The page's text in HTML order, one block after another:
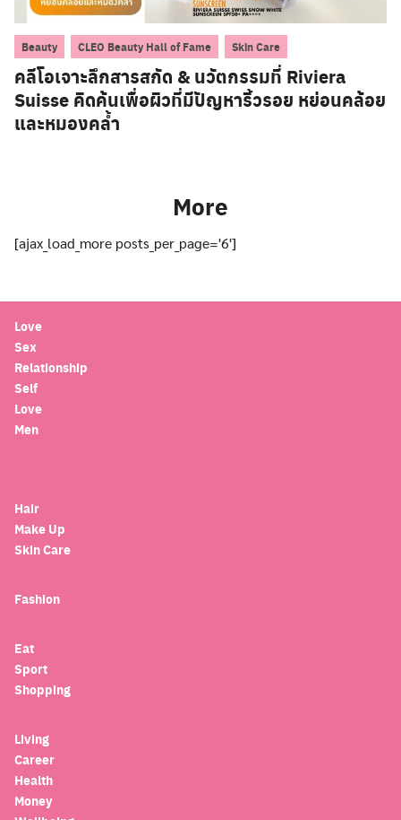
Beauty CLEO Beauty Hall of Fame Skin Care
คลีโอเจาะลึกสารสกัด & นวัตกรรมที่ Riviera
Suisse คิดค้นเพื่อผิวที่มีปัญหาริ้วรอย หย่อนคล้อย
และหมองคล้ำ
More
[ajax_load_more posts_per_page='6']
Love
Sex
Relationship
Self
Love
Men
Hair
Make Up
Skin Care
Fashion
Eat
Sport
Shopping
Living
Career
Health
Money